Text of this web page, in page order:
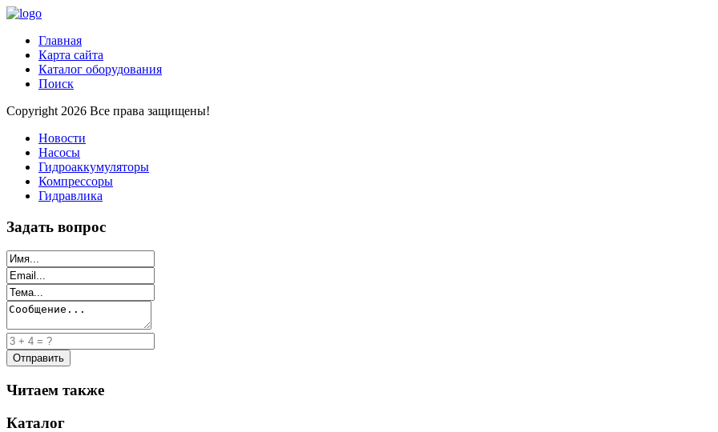
Главная
Карта сайта
Каталог оборудования
Поиск
Copyright 2026 Все права защищены!
Новости
Насосы
Гидроаккумуляторы
Компрессоры
Гидравлика
Задать вопрос
Читаем также
Каталог